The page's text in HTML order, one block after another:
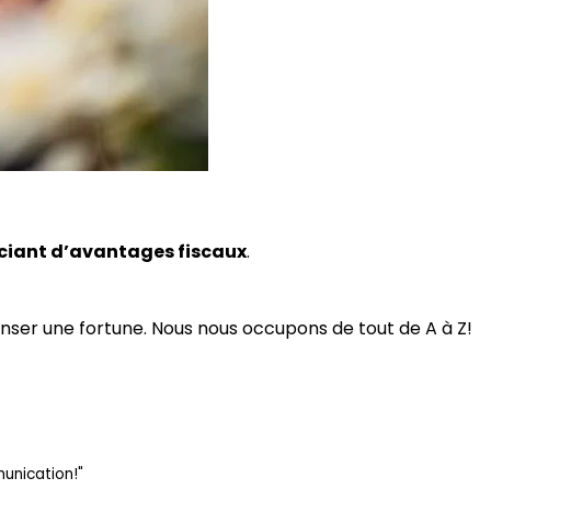
d’avantages fiscaux.
une fortune. Nous nous occupons de tout de A à Z!